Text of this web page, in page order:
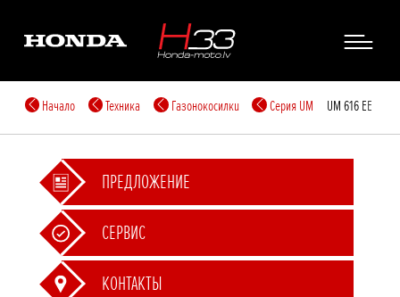
Начало Техника Газонокосилкu Cерия UM UM 616 EE
ПРЕДЛОЖЕНИЕ
СЕРВИС
КОНТАКТЫ